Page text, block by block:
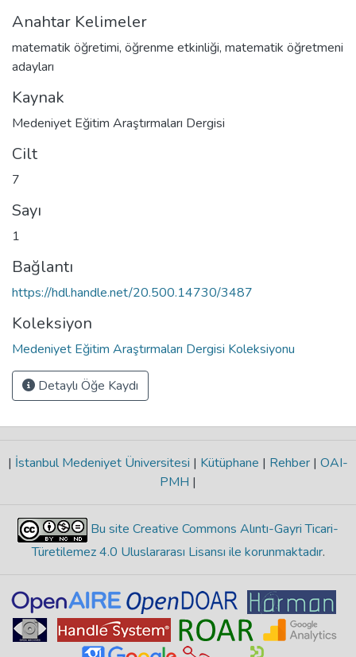
Anahtar Kelimeler
matematik öğretimi, öğrenme etkinliği, matematik öğretmeni
adayları
Kaynak
Medeniyet Eğitim Araştırmaları Dergisi
Cilt
7
Sayı
1
Bağlantı
https://hdl.handle.net/20.500.14730/3487
Koleksiyon
Medeniyet Eğitim Araştırmaları Dergisi Koleksiyonu
Detaylı Öğe Kaydı
| İstanbul Medeniyet Üniversitesi | Kütüphane | Rehber | OAI-
PMH |
Bu site Creative Commons Alıntı-Gayri Ticari-
Türetilemez 4.0 Uluslararası Lisansı ile korunmaktadır.